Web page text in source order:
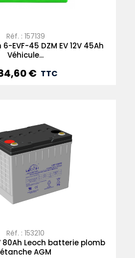
Réf. : 157139
EVF-45 DZM EV 12V 45Ah
Véhicule...
€ TTC
Réf. : 153210
80Ah Leoch batterie plomb
étanche AGM